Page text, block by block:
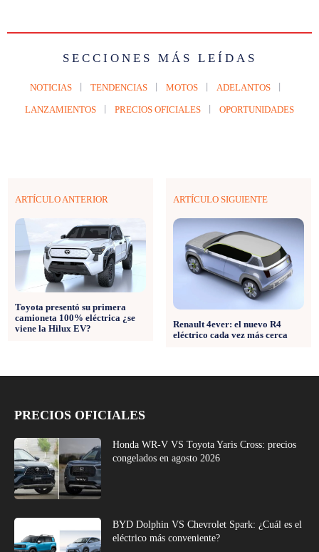
SECCIONES MÁS LEÍDAS
NOTICIAS TENDENCIAS MOTOS ADELANTOS
LANZAMIENTOS PRECIOS OFICIALES OPORTUNIDADES
ARTÍCULO ANTERIOR
Toyota presentó su primera
camioneta 100% eléctrica ¿se
viene la Hilux EV?
ARTÍCULO SIGUIENTE
Renault 4ever: el nuevo R4
eléctrico cada vez más cerca
PRECIOS OFICIALES
Honda WR-V VS Toyota Yaris Cross: precios
congelados en agosto 2026
BYD Dolphin VS Chevrolet Spark: ¿Cuál es el
eléctrico más conveniente?